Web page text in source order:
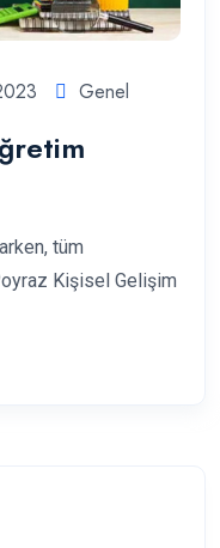
Genel
tüm
Kişisel Gelişim